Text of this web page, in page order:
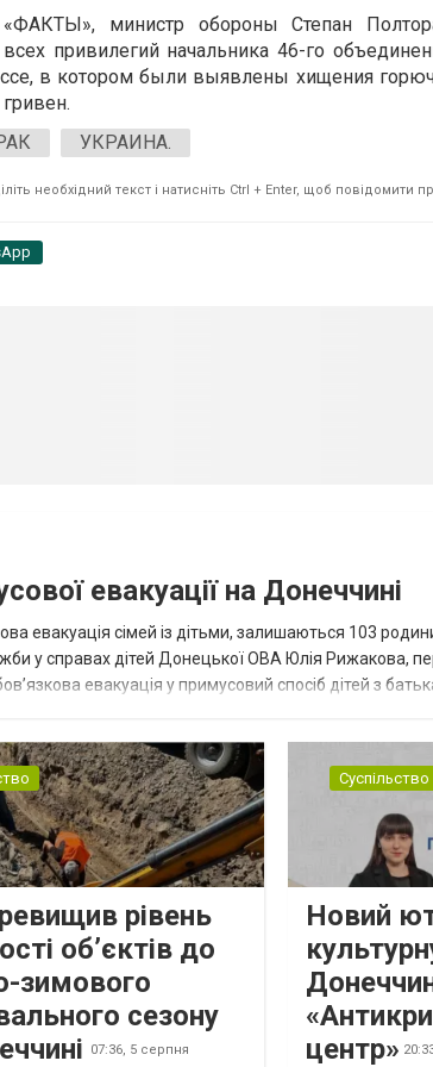
министр обороны Степан
привилегий начальника 46-го
в котором были выявлены хищения
УКРАИНА.
необхідний текст і натисніть Ctrl + Enter, щоб повідомити
евакуації на Донеччині
евакуація сімей із дітьми, залишаються 103
у справах дітей Донецької ОВА Юлія Рижакова,
евакуація у примусовий спосіб дітей з
рівень
об’єктів до
зимового
сезону
07:36, 5 серпня
Суспільство
Новий
центр»